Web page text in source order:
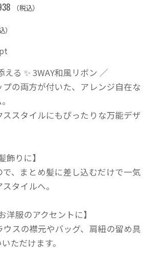
（税込）
）
pt
る ✨ 3WAY和風リボン ／
プの両方が付いた、アレンジ自在な
スタイルにもぴったりな万能デザ
飾りに】
で、まとめ髪に差し込むだけで一気
タイルへ。
洋服のアクセントに】
ウスの襟元やバッグ、肩紐の留め具
ただけます。